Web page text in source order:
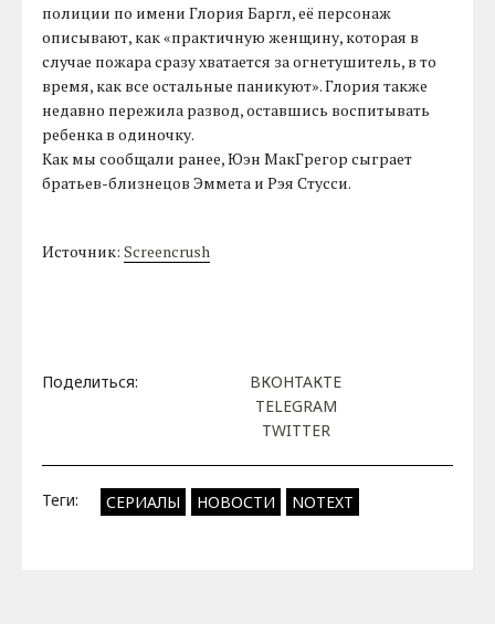
полиции по имени Глория Баргл, её персонаж
описывают, как «практичную женщину, которая в
случае пожара сразу хватается за огнетушитель, в то
время, как все остальные паникуют». Глория также
недавно пережила развод, оставшись воспитывать
ребенка в одиночку.
Как мы сообщали ранее, Юэн МакГрегор сыграет
братьев-близнецов Эммета и Рэя Стусси.
Источник:Screencrush
Поделиться:
ВКОНТАКТЕ
TELEGRAM
TWITTER
Теги: СЕРИАЛЫ НОВОСТИ NOTEXT